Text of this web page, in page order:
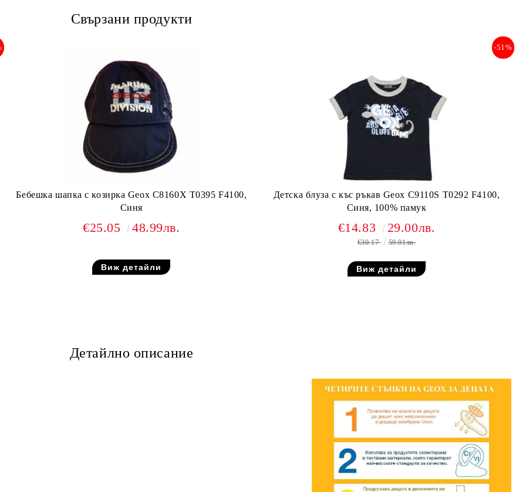
Свързани продукти
Бебешка шапка с козирка Geox C8160X T0395 F4100,
Синя
€25.05 48.99лв.
Виж детайли
Детска блуза с къс ръкав Geox C9110S T0292 F4100,
Синя, 100% памук
-51%
€14.83 29.00лв.
€30.17 59.01лв.
Виж детайли
Детайлно описание